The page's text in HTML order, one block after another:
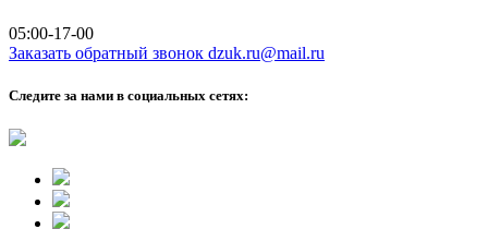
05:00-17-00
Заказать обратный звонок dzuk.ru@mail.ru
Следите за нами в социальных сетях: